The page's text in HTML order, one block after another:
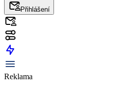
Přihlášení
Reklama